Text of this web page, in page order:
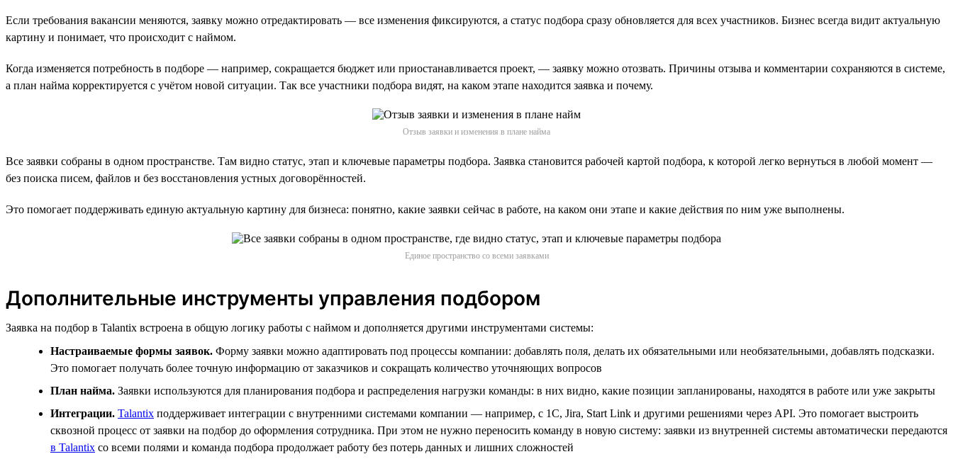
Если требования вакансии меняются, заявку можно отредактировать — все изменения фиксируются, а статус подбора сразу обновляется для всех участников. Бизнес всегда видит актуальную
картину и понимает, что происходит с наймом.
Когда изменяется потребность в подборе — например, сокращается бюджет или приостанавливается проект, — заявку можно отозвать. Причины отзыва и комментарии сохраняются в системе,
а план найма корректируется с учётом новой ситуации. Так все участники подбора видят, на каком этапе находится заявка и почему.
Отзыв заявки и изменения в плане найма
Все заявки собраны в одном пространстве. Там видно статус, этап и ключевые параметры подбора. Заявка становится рабочей картой подбора, к которой легко вернуться в любой момент —
без поиска писем, файлов и без восстановления устных договорённостей.
Это помогает поддерживать единую актуальную картину для бизнеса: понятно, какие заявки сейчас в работе, на каком они этапе и какие действия по ним уже выполнены.
Единое пространство со всеми заявками
Дополнительные инструменты управления подбором
Заявка на подбор в Talantix встроена в общую логику работы с наймом и дополняется другими инструментами системы:
Настраиваемые формы заявок. Форму заявки можно адаптировать под процессы компании: добавлять поля, делать их обязательными или необязательными, добавлять подсказки.
Это помогает получать более точную информацию от заказчиков и сокращать количество уточняющих вопросов
План найма. Заявки используются для планирования подбора и распределения нагрузки команды: в них видно, какие позиции запланированы, находятся в работе или уже закрыты
Интеграции. Talantix поддерживает интеграции с внутренними системами компании — например, с 1С, Jira, Start Link и другими решениями через API. Это помогает выстроить
сквозной процесс от заявки на подбор до оформления сотрудника. При этом не нужно переносить команду в новую систему: заявки из внутренней системы автоматически передаются
в Talantix со всеми полями и команда подбора продолжает работу без потерь данных и лишних сложностей